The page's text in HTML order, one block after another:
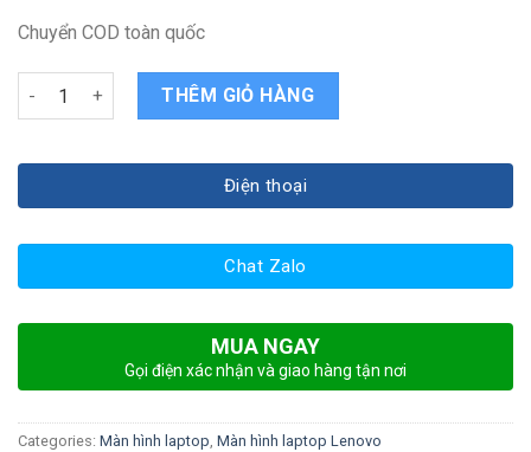
Chuyển COD toàn quốc
Màn hình Laptop Lenovo ThinkPad L420 quantity
THÊM GIỎ HÀNG
Điện thoại
Chat Zalo
MUA NGAY
Gọi điện xác nhận và giao hàng tận nơi
Categories: Màn hình laptop, Màn hình laptop Lenovo